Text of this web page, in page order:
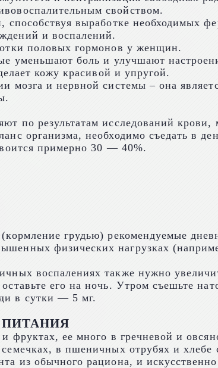
свойством.
выработке необходимых
и воспалений.
половых гормонов у женщин.
уменьшают боль и улучшают
кожу красивой и упругой.
мозга и нервной системы – она
по результатам исследований
организма, необходимо съедать в
примерно 30 — 40%.
грудью) рекомендуемые
физических нагрузках
воспалениях также нужно
его на ночь. Утром съешьте
в сутки — 5 мг.
фруктах, ее много в гречневой и
в пшеничных отрубях и
из обычного рациона, и